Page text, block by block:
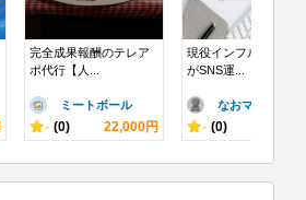
完全成果報酬のテレア
ポ代行【人...
ミートボール
- (0) 22,000円
現役インフルエンサー
がSNS運...
なおママ
- (0)